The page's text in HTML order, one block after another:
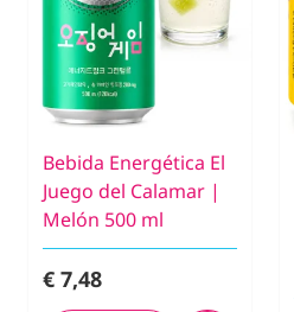
Bebida Energética El
Juego del Calamar |
Melón 500 ml
€ 7,48